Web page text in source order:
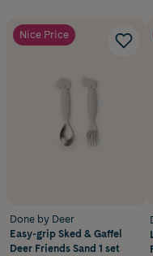
Nice Price
Done by Deer
Easy-grip Sked & Gaffel
Deer Friends Sand 1 set